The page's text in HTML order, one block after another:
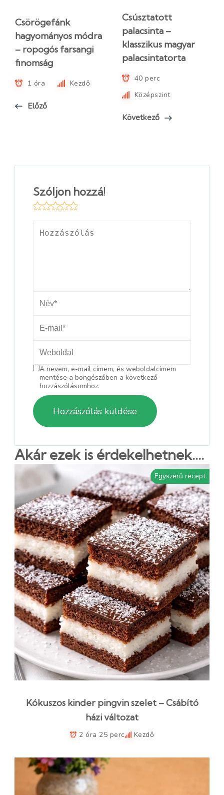
Csörögefánk
hagyományos módra
– ropogós farsangi
finomság
1 óra Kezdő
Előző
Csúsztatott
palacsinta –
klasszikus magyar
palacsintatorta
40 perc
Középszint
Következő
Szóljon hozzá!
A nevem, e-mail címem, és weboldalcímem
mentése a böngészőben a következő
hozzászólásomhoz.
Akár ezek is érdekelhetnek....
Egyszerű recept
Kókuszos kinder pingvin szelet – Csábító
házi változat
2 óra 25 perc Kezdő